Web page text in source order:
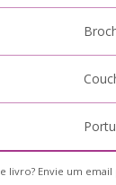
livro? Envie um email